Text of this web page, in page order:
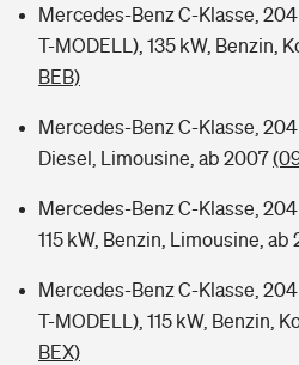
Mercedes-Benz C-Klasse, 204
T-MODELL), 135 kW, Benzin,
BEB)
Mercedes-Benz C-Klasse, 204
Diesel, Limousine, ab 2007
Mercedes-Benz C-Klasse, 204
115 kW, Benzin, Limousine, ab
Mercedes-Benz C-Klasse, 204
T-MODELL), 115 kW, Benzin,
BEX)